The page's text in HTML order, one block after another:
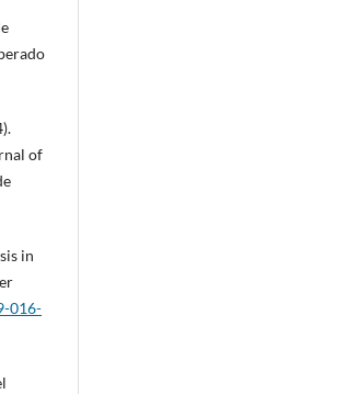
of
in
016-